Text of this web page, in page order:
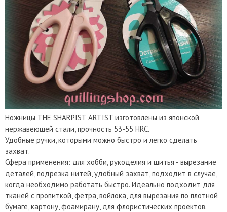
Ножницы THE SHARPIST ARTIST изготовлены из японской
нержавеющей стали, прочность 53-55 HRC.
Удобные ручки, которыми можно быстро и легко сделать
захват.
Сфера применения: для хобби, рукоделия и шитья - вырезание
деталей, подрезка нитей, удобный захват, подходит в случае,
когда необходимо работать быстро. Идеально подходит для
тканей с пропиткой, фетра, войлока, для вырезания по плотной
бумаге, картону, фоамирану, для флористических проектов.